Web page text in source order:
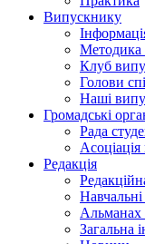
Випускнику
Методика
Клуб
Голови
Наші
Громадські
Рада
Редакція
Навчальні
Альманах
Загальна